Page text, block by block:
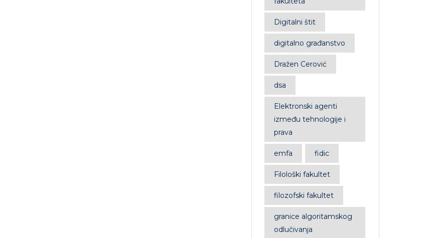
Digitalni štit
digitalno građanstvo
Dražen Cerović
dsa
Elektronski agenti
između tehnologije i
prava
emfa fidic
Filološki fakultet
filozofski fakultet
granice algoritamskog
odlučivanja